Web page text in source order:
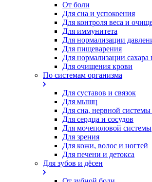
От боли
Для сна и успокоения
Для контроля веса и
Для иммунитета
Для нормализации
Для пищеварения
Для нормализации сахара
Для очищения крови
По системам организма
Для суставов и связок
Для мышц
Для сна, нервной системы
Для сердца и сосудов
Для мочеполовой системы
Для зрения
Для кожи, волос и ногтей
Для печени и детокса
Для зубов и дёсен